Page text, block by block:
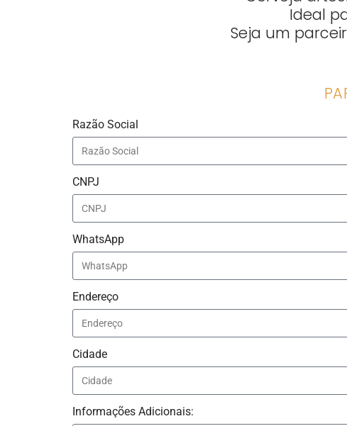
Ideal
Seja um
Razão Social
CNPJ
WhatsApp
Endereço
Cidade
Informações Adicionais: